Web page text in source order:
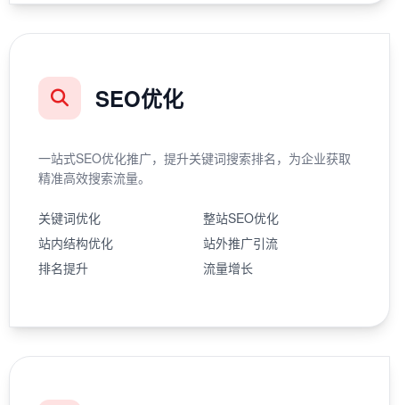
SEO优化
一站式SEO优化推广，提升关键词搜索排名，为企业获取
精准高效搜索流量。
关键词优化
整站SEO优化
站内结构优化
站外推广引流
排名提升
流量增长